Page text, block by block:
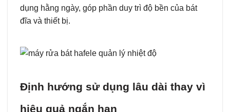
dụng hằng ngày, góp phần duy trì độ bền của bát
đĩa và thiết bị.
Định hướng sử dụng lâu dài thay vì
hiệu quả ngắn hạn